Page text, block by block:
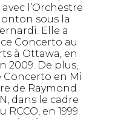
l’Orchestre
sous la
Elle a
Concerto au
à Ottawa, en
2009. De plus,
Concerto en Mi
de Raymond
dans le cadre
en 1999.